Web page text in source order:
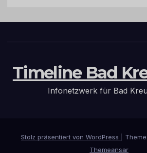
Timeline Bad
Infonetzwerk für Bad
Stolz präsentiert von WordPress
Themeansar